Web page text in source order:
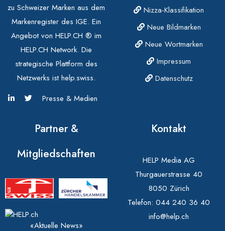
zu Schweizer Marken aus dem
Markenregister des IGE. Ein
Angebot von HELP.CH ® im
HELP.CH Network. Die
strategische Plattform des
Netzwerks ist help.swiss.
Presse & Medien
Nizza-Klassifikation
Neue Bildmarken
Neue Wortmarken
Impressum
Datenschutz
Partner &
Mitgliedschaften
«Aktuelle News»
Kontakt
HELP Media AG
Thurgauerstrasse 40
8050 Zürich
Telefon: 044 240 36 40
info@help.ch